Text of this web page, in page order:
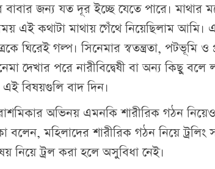
জন্য যত দূর ইচ্ছে যেতে পারে। মাথার
এই কথাটা মাথায় গেঁথে নিয়েছিলাম আমি।
ঘিরেই গল্প। সিনেমার স্বতন্ত্রতা, পটভূমি ও
দেখার পরে নারীবিদ্বেষী বা অন্য কিছু বলে
বিষয়গুলি বাদ দিন।
অভিনয় এমনকি শারীরিক গঠন
মহিলাদের শারীরিক গঠন নিয়ে ট্রলিং
নিয়ে ট্রল করা হলে অসুবিধা নেই।